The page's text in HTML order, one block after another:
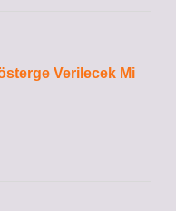
Verilecek Mi